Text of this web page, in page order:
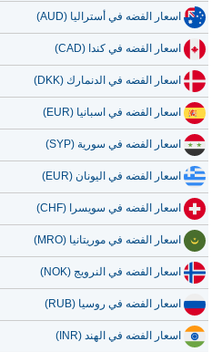
اسعار الفضه في أستراليا (AUD)
اسعار الفضه في كندا (CAD)
اسعار الفضه في الدنمارك (DKK)
اسعار الفضه في اسبانيا (EUR)
اسعار الفضه في سورية (SYP)
اسعار الفضه في اليونان (EUR)
اسعار الفضه في سويسرا (CHF)
اسعار الفضه في موريتانيا (MRO)
اسعار الفضه في النرويج (NOK)
اسعار الفضه في روسيا (RUB)
اسعار الفضه في الهند (INR)